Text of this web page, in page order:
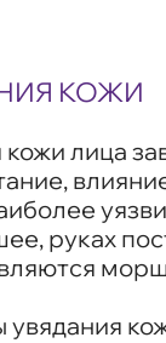
КОЖИ
лица
руках